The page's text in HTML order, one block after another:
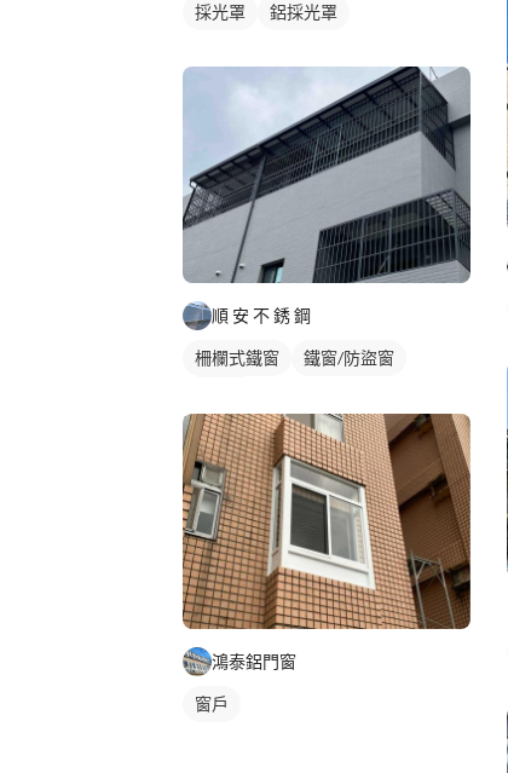
採光罩 鋁採光罩
順 安 不 銹 鋼
柵欄式鐵窗
鐵窗/防盜窗
鴻泰鋁門窗
窗戶